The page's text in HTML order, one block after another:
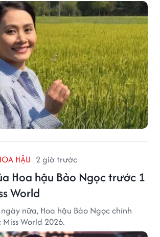
HẬU 2 giờ trước
Hoa hậu Bảo Ngọc trước 1
World
nữa, Hoa hậu Bảo Ngọc chính
World 2026.